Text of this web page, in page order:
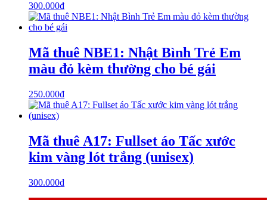
300.000₫
Mã thuê NBE1: Nhật Bình Trẻ Em
màu đỏ kèm thường cho bé gái
250.000₫
Mã thuê A17: Fullset áo Tấc xước
kim vàng lót trắng (unisex)
300.000₫